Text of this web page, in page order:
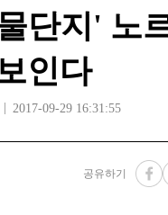
단지' 노
인다
2017-09-29 16:31:55
공유하기